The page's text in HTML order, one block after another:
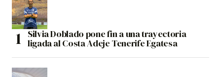
Silvia Doblado pone fin a una trayectoria
ligada al Costa Adeje Tenerife Egatesa